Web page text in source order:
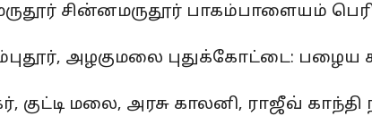
சின்னமருதூர் பாகம்பாளையம்
அழகுமலை புதுக்கோட்டை:
குட்டி மலை, அரசு காலனி, ராஜீவ்